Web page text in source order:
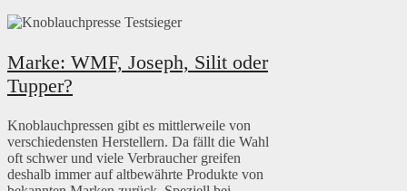
Marke: WMF, Joseph, Silit oder
Tupper?
Knoblauchpressen gibt es mittlerweile von
verschiedensten Herstellern. Da fällt die Wahl
oft schwer und viele Verbraucher greifen
deshalb immer auf altbewährte Produkte von